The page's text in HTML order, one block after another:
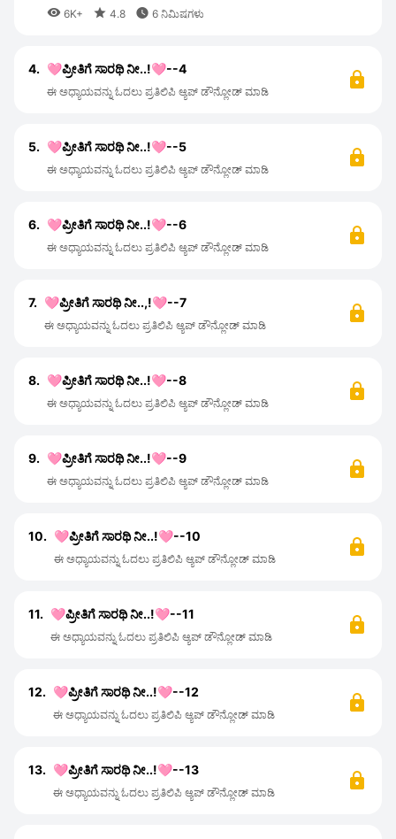
 6K+  4.8  6 ನಿಮಿಷಗಳು
4. 🩷ಪ್ರೀತಿಗೆ ಸಾರಥಿ ನೀ..!🩷--4
ಈ ಅಧ್ಯಾಯವನ್ನು ಓದಲು ಪ್ರತಿಲಿಪಿ ಆ್ಯಪ್ ಡೌನ್ಲೋಡ್ ಮಾಡಿ
5. 🩷ಪ್ರೀತಿಗೆ ಸಾರಥಿ ನೀ..!🩷--5
ಈ ಅಧ್ಯಾಯವನ್ನು ಓದಲು ಪ್ರತಿಲಿಪಿ ಆ್ಯಪ್ ಡೌನ್ಲೋಡ್ ಮಾಡಿ
6. 🩷ಪ್ರೀತಿಗೆ ಸಾರಥಿ ನೀ..!🩷--6
ಈ ಅಧ್ಯಾಯವನ್ನು ಓದಲು ಪ್ರತಿಲಿಪಿ ಆ್ಯಪ್ ಡೌನ್ಲೋಡ್ ಮಾಡಿ
7. 🩷ಪ್ರೀತಿಗೆ ಸಾರಥಿ ನೀ..,!🩷--7
ಈ ಅಧ್ಯಾಯವನ್ನು ಓದಲು ಪ್ರತಿಲಿಪಿ ಆ್ಯಪ್ ಡೌನ್ಲೋಡ್ ಮಾಡಿ
8. 🩷ಪ್ರೀತಿಗೆ ಸಾರಥಿ ನೀ..!🩷--8
ಈ ಅಧ್ಯಾಯವನ್ನು ಓದಲು ಪ್ರತಿಲಿಪಿ ಆ್ಯಪ್ ಡೌನ್ಲೋಡ್ ಮಾಡಿ
9. 🩷ಪ್ರೀತಿಗೆ ಸಾರಥಿ ನೀ..!🩷--9
ಈ ಅಧ್ಯಾಯವನ್ನು ಓದಲು ಪ್ರತಿಲಿಪಿ ಆ್ಯಪ್ ಡೌನ್ಲೋಡ್ ಮಾಡಿ
10. 🩷ಪ್ರೀತಿಗೆ ಸಾರಥಿ ನೀ..!🩷--10
ಈ ಅಧ್ಯಾಯವನ್ನು ಓದಲು ಪ್ರತಿಲಿಪಿ ಆ್ಯಪ್ ಡೌನ್ಲೋಡ್ ಮಾಡಿ
11. 🩷ಪ್ರೀತಿಗೆ ಸಾರಥಿ ನೀ..!🩷--11
ಈ ಅಧ್ಯಾಯವನ್ನು ಓದಲು ಪ್ರತಿಲಿಪಿ ಆ್ಯಪ್ ಡೌನ್ಲೋಡ್ ಮಾಡಿ
12. 🩷ಪ್ರೀತಿಗೆ ಸಾರಥಿ ನೀ..!🩷--12
ಈ ಅಧ್ಯಾಯವನ್ನು ಓದಲು ಪ್ರತಿಲಿಪಿ ಆ್ಯಪ್ ಡೌನ್ಲೋಡ್ ಮಾಡಿ
13. 🩷ಪ್ರೀತಿಗೆ ಸಾರಥಿ ನೀ..!🩷--13
ಈ ಅಧ್ಯಾಯವನ್ನು ಓದಲು ಪ್ರತಿಲಿಪಿ ಆ್ಯಪ್ ಡೌನ್ಲೋಡ್ ಮಾಡಿ